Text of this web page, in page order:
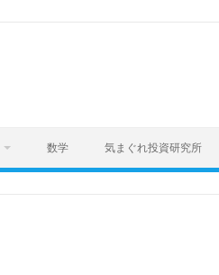
数学 気まぐれ投資研究所